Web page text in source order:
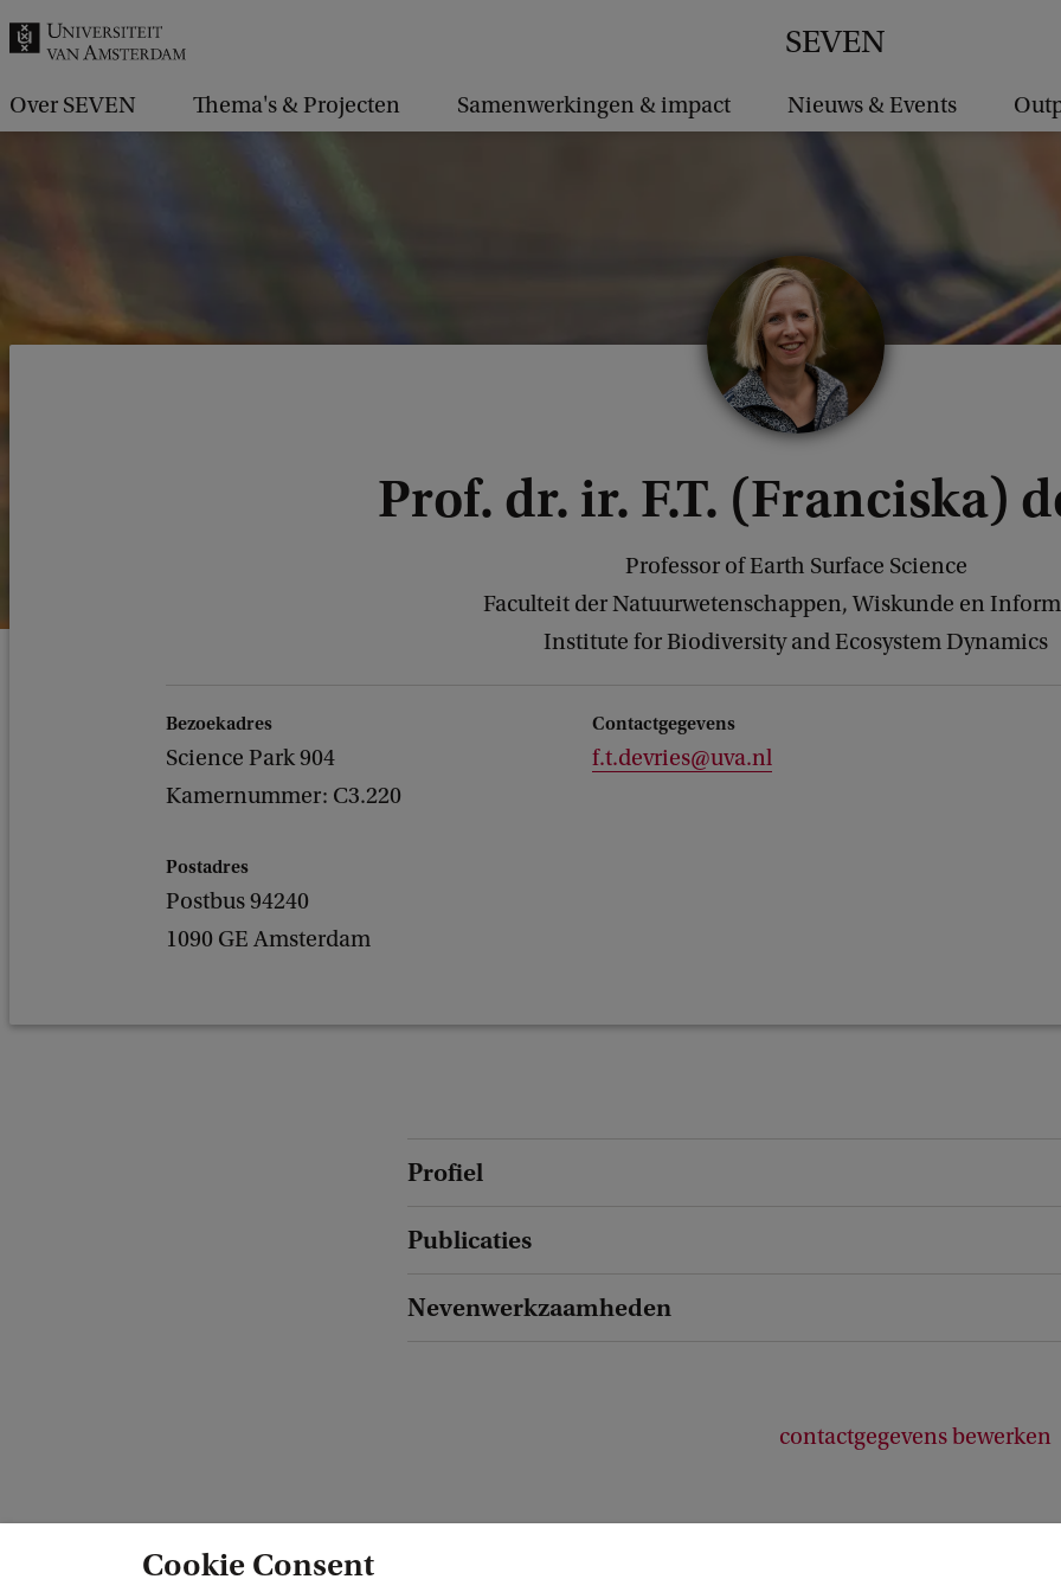
SEVEN
.
Over SEVEN Thema's & Projecten Samenwerkingen & impact Nieuws & Events
Prof. dr. ir. F.T. (Franciska)
Professor of Earth Surface Science
Faculteit der Natuurwetenschappen, Wiskunde en
Institute for Biodiversity and Ecosystem Dynamics
Bezoekadres
Science Park 904
Kamernummer: C3.220
Postadres
Postbus 94240
1090 GE Amsterdam
Contactgegevens
f.t.devries@uva.nl
Profiel
Publicaties
Nevenwerkzaamheden
contactgegevens bewerken
Cookie Consent